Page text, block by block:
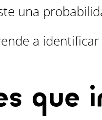
una
a
que